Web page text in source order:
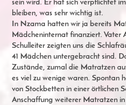
sein wird. Er hat sich verpflichtet
bleiben, was sehr wichtig ist.
In Nzama hatten wir ja bereits
Mädcheninternat finanziert. Vater
Schulleiter zeigten uns die
41 Mädchen untergebracht sind.
Zustände, zumal die Matratzen
es viel zu wenige waren. Spontan
von Stockbetten in einer örtlichen
Anschaffung weiterer Matratzen in